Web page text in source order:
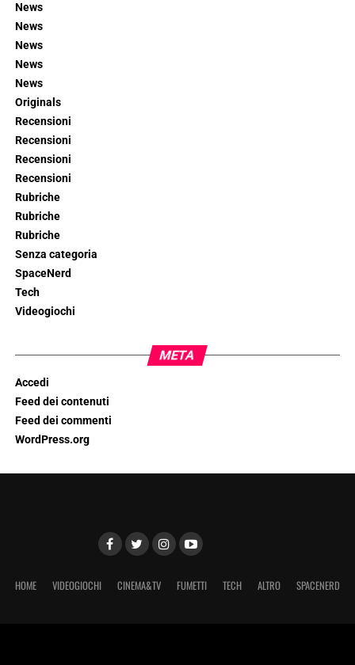
News
News
News
News
News
Originals
Recensioni
Recensioni
Recensioni
Recensioni
Rubriche
Rubriche
Rubriche
Senza categoria
SpaceNerd
Tech
Videogiochi
META
Accedi
Feed dei contenuti
Feed dei commenti
WordPress.org
HOME VIDEOGIOCHI CINEMA&TV FUMETTI TECH ALTRO SPACENERD